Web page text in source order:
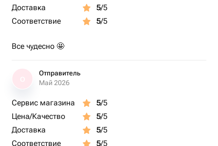
Доставка
5/5
Соответствие
5/5
Все чудесно 🤩
Отправитель
Май 2026
Сервис магазина 5/5
Цена/Качество
5/5
Доставка
5/5
Соответствие
5/5